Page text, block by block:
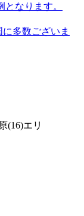
なります。
多数ございま
(16)エリ